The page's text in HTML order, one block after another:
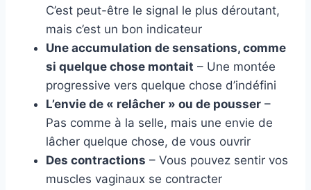
C’est peut-être le signal le plus déroutant,
mais c’est un bon indicateur
Une accumulation de sensations, comme
si quelque chose montait – Une montée
progressive vers quelque chose d’indéfini
L’envie de « relâcher » ou de pousser –
Pas comme à la selle, mais une envie de
lâcher quelque chose, de vous ouvrir
Des contractions – Vous pouvez sentir vos
muscles vaginaux se contracter